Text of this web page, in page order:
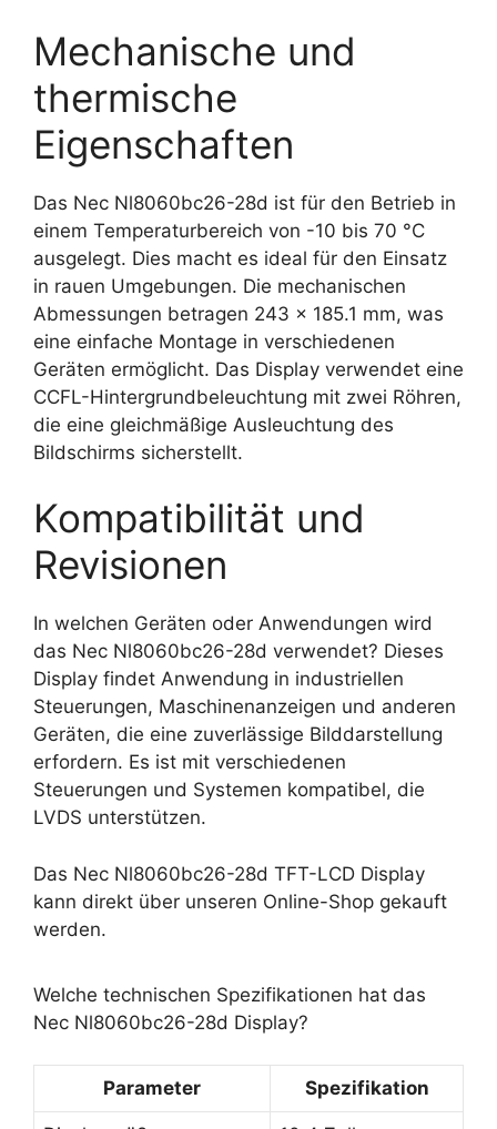
Mechanische und
thermische
Eigenschaften
Das Nec Nl8060bc26-28d ist für den Betrieb in
einem Temperaturbereich von -10 bis 70 °C
ausgelegt. Dies macht es ideal für den Einsatz
in rauen Umgebungen. Die mechanischen
Abmessungen betragen 243 x 185.1 mm, was
eine einfache Montage in verschiedenen
Geräten ermöglicht. Das Display verwendet eine
CCFL-Hintergrundbeleuchtung mit zwei Röhren,
die eine gleichmäßige Ausleuchtung des
Bildschirms sicherstellt.
Kompatibilität und
Revisionen
In welchen Geräten oder Anwendungen wird
das Nec Nl8060bc26-28d verwendet? Dieses
Display findet Anwendung in industriellen
Steuerungen, Maschinenanzeigen und anderen
Geräten, die eine zuverlässige Bilddarstellung
erfordern. Es ist mit verschiedenen
Steuerungen und Systemen kompatibel, die
LVDS unterstützen.
Das Nec Nl8060bc26-28d TFT-LCD Display
kann direkt über unseren Online-Shop gekauft
werden.
Welche technischen Spezifikationen hat das
Nec Nl8060bc26-28d Display?
Parameter Spezifikation